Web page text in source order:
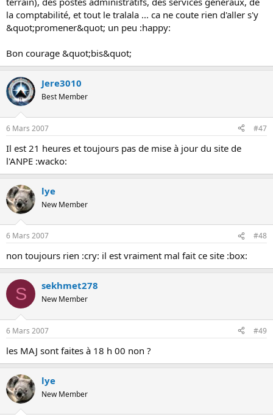
la comptabilité, et tout le tralala ... ca ne coute rien d'aller s'y
&quot;promener&quot; un peu :happy:
Bon courage &quot;bis&quot;
Jere3010
Best Member
6 Mars 2007 #47
Il est 21 heures et toujours pas de mise à jour du site de
l'ANPE :wacko:
lye
New Member
6 Mars 2007 #48
non toujours rien :cry: il est vraiment mal fait ce site :box:
S sekhmet278
New Member
6 Mars 2007 #49
les MAJ sont faites à 18 h 00 non ?
lye
New Member